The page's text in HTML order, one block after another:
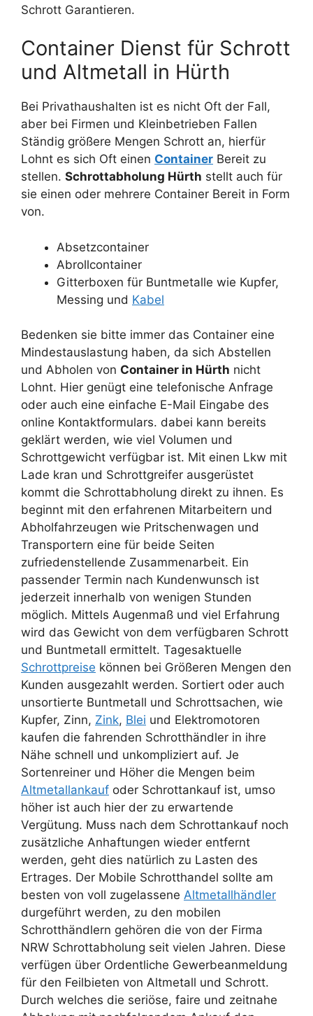
Schrott Garantieren.
Container Dienst für Schrott
und Altmetall in Hürth
Bei Privathaushalten ist es nicht Oft der Fall,
aber bei Firmen und Kleinbetrieben Fallen
Ständig größere Mengen Schrott an, hierfür
Lohnt es sich Oft einen Container Bereit zu
stellen. Schrottabholung Hürth stellt auch für
sie einen oder mehrere Container Bereit in Form
von.
Absetzcontainer
Abrollcontainer
Gitterboxen für Buntmetalle wie Kupfer,
Messing und Kabel
Bedenken sie bitte immer das Container eine
Mindestauslastung haben, da sich Abstellen
und Abholen von Container in Hürth nicht
Lohnt. Hier genügt eine telefonische Anfrage
oder auch eine einfache E-Mail Eingabe des
online Kontaktformulars. dabei kann bereits
geklärt werden, wie viel Volumen und
Schrottgewicht verfügbar ist. Mit einen Lkw mit
Lade kran und Schrottgreifer ausgerüstet
kommt die Schrottabholung direkt zu ihnen. Es
beginnt mit den erfahrenen Mitarbeitern und
Abholfahrzeugen wie Pritschenwagen und
Transportern eine für beide Seiten
zufriedenstellende Zusammenarbeit. Ein
passender Termin nach Kundenwunsch ist
jederzeit innerhalb von wenigen Stunden
möglich. Mittels Augenmaß und viel Erfahrung
wird das Gewicht von dem verfügbaren Schrott
und Buntmetall ermittelt. Tagesaktuelle
Schrottpreise können bei Größeren Mengen den
Kunden ausgezahlt werden. Sortiert oder auch
unsortierte Buntmetall und Schrottsachen, wie
Kupfer, Zinn, Zink, Blei und Elektromotoren
kaufen die fahrenden Schrotthändler in ihre
Nähe schnell und unkompliziert auf. Je
Sortenreiner und Höher die Mengen beim
Altmetallankauf oder Schrottankauf ist, umso
höher ist auch hier der zu erwartende
Vergütung. Muss nach dem Schrottankauf noch
zusätzliche Anhaftungen wieder entfernt
werden, geht dies natürlich zu Lasten des
Ertrages. Der Mobile Schrotthandel sollte am
besten von voll zugelassene Altmetallhändler
durgeführt werden, zu den mobilen
Schrotthändlern gehören die von der Firma
NRW Schrottabholung seit vielen Jahren. Diese
verfügen über Ordentliche Gewerbeanmeldung
für den Feilbieten von Altmetall und Schrott.
Durch welches die seriöse, faire und zeitnahe